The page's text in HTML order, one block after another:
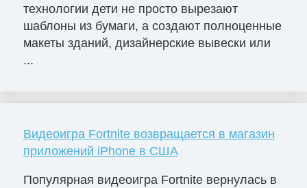
технологии дети не просто вырезают
шаблоны из бумаги, а создают полноценные
макеты зданий, дизайнерские вывески или
...
Видеоигра Fortnite возвращается в магазин
приложений iPhone в США
Популярная видеоигра Fortnite вернулась в